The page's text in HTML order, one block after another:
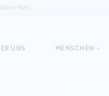
Bonn-Netz
UNS MENSCHEN